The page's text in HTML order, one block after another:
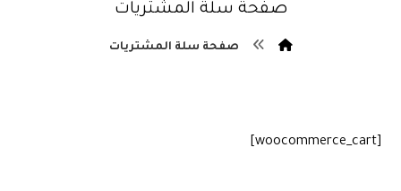
صفحة سلة المشتريات
صفحة سلة المشتريات
[woocommerce_cart]